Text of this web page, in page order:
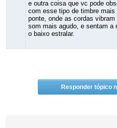
e outra coisa que vc pode
com esse tipo de timbre
ponte, onde as cordas
som mais agudo, e sentam a
o baixo estralar.
Responder tópico